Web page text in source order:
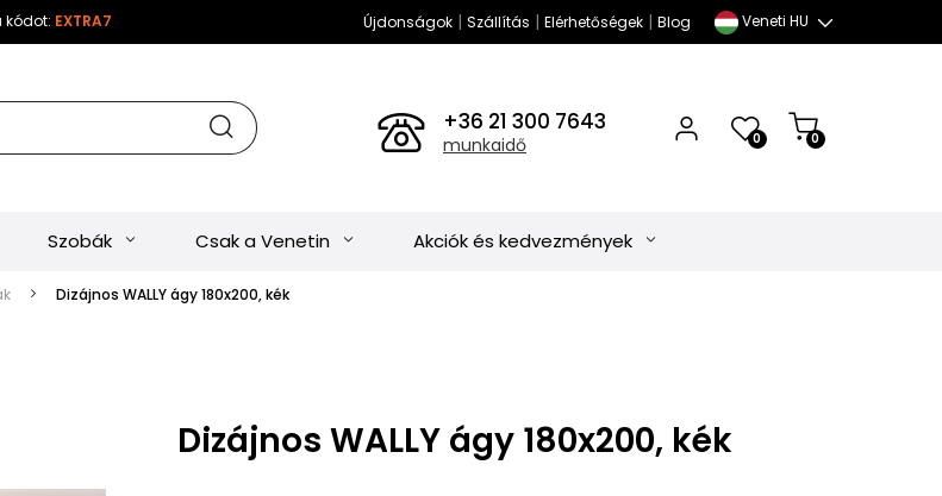
kódot: EXTRA7 Újdonságok| Szállítás | Elérhetőségek| Blog Veneti HU
+36 21 300 7643
munkaidő 0 0
Szobák Csak a Venetin Akciók és kedvezmények
Dizájnos WALLY ágy 180x200, kék
Dizájnos WALLY ágy 180x200, kék